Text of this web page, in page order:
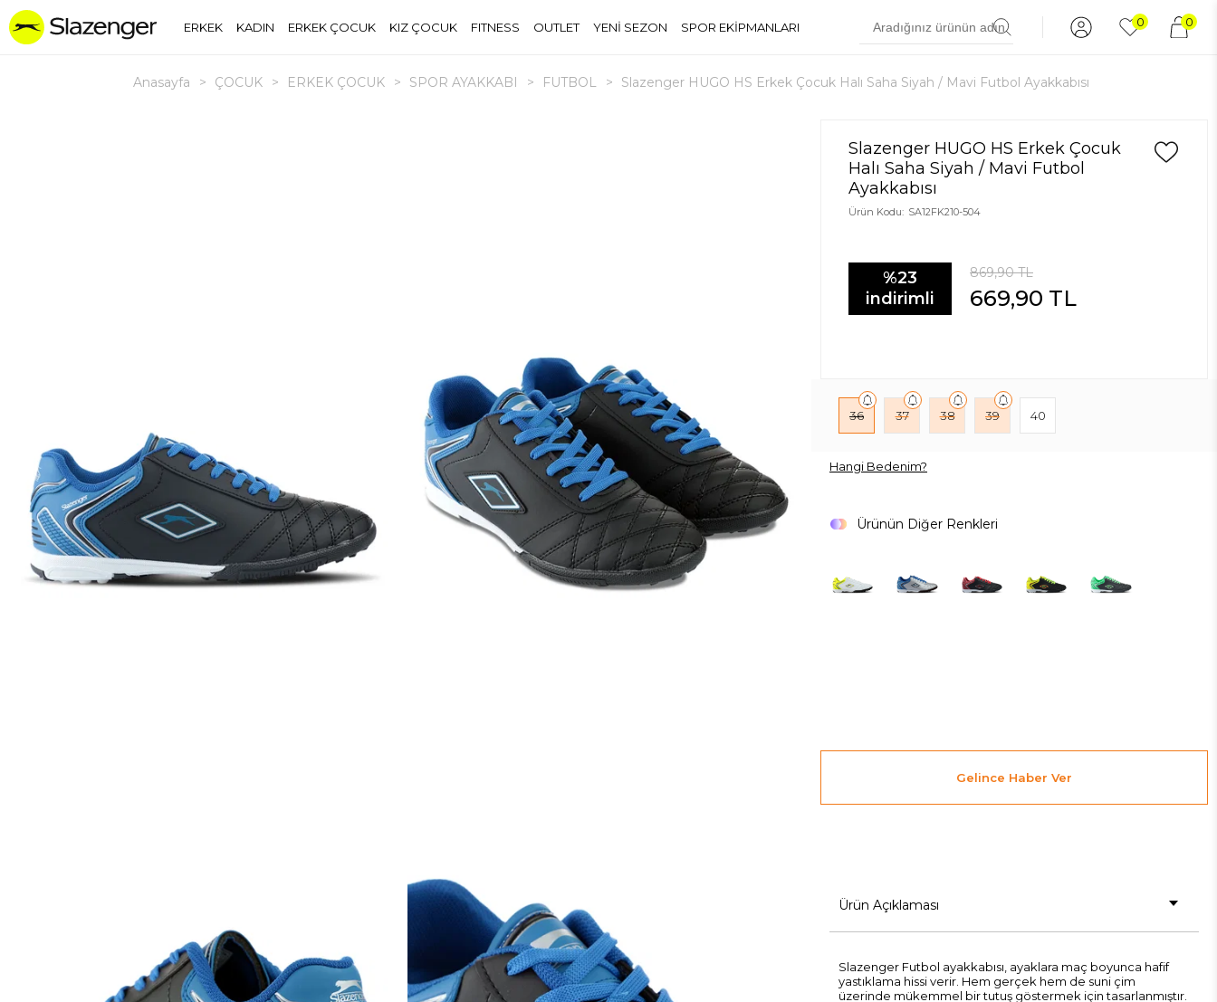
ERKEK KADIN ERKEK ÇOCUK KIZ ÇOCUK FITNESS OUTLET YENİ SEZON SPOR EKİPMANLARI 0 0
Anasayfa > ÇOCUK > ERKEK ÇOCUK > SPOR AYAKKABI > FUTBOL > Slazenger HUGO HS Erkek Çocuk Halı Saha Siyah / Mavi Futbol Ayakkabısı
Slazenger HUGO HS Erkek Çocuk
Halı Saha Siyah / Mavi Futbol
Ayakkabısı
Ürün Kodu: SA12FK210-504
%23
indirimli
869,90TL
669,90 TL
36 37 38 39 40
Hangi Bedenim?
Ürünün Diğer Renkleri
Gelince Haber Ver
Ürün Açıklaması
Slazenger Futbol ayakkabısı, ayaklara maç boyunca hafif
yastıklama hissi verir. Hem gerçek hem de suni çim
üzerinde mükemmel bir tutuş göstermek için tasarlanmıştır.